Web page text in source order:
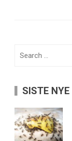
SISTE NYE